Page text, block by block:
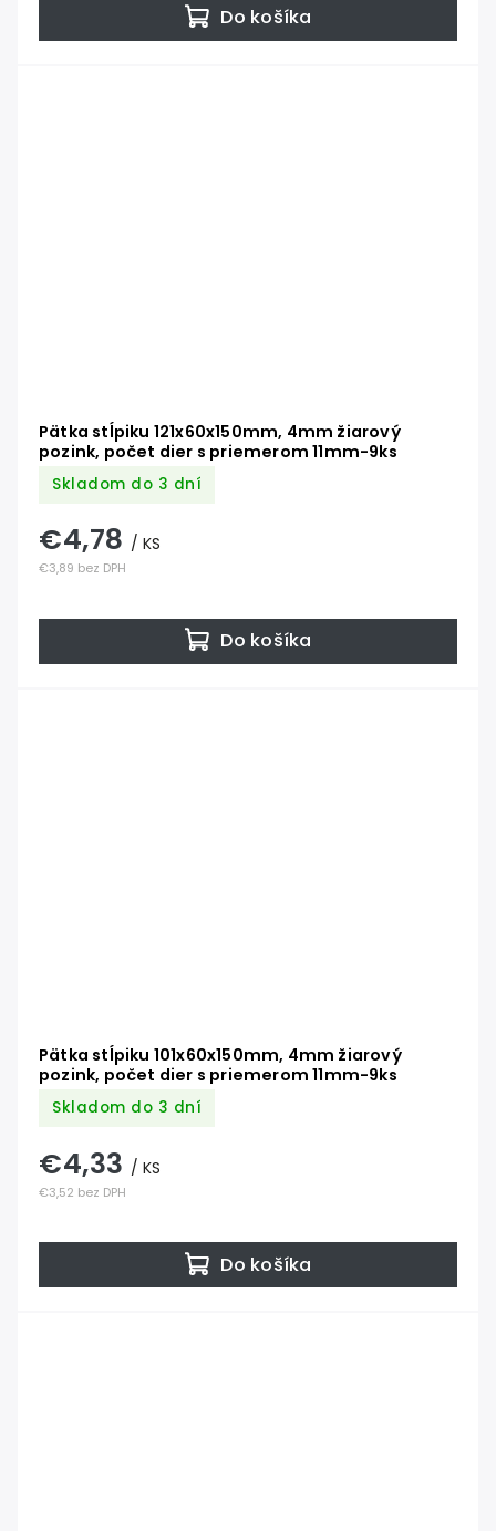
Do košíka
Pätka stĺpiku 121x60x150mm, 4mm žiarový
pozink, počet dier s priemerom 11mm-9ks
Skladom do 3 dní
€3,89 bez DPH
€4,78 / KS
Do košíka
Pätka stĺpiku 101x60x150mm, 4mm žiarový
pozink, počet dier s priemerom 11mm-9ks
Skladom do 3 dní
€3,52 bez DPH
€4,33 / KS
Do košíka